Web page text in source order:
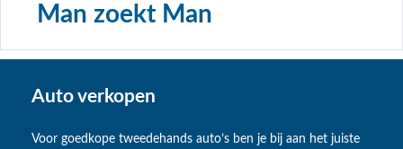
Man zoekt Man
Auto verkopen
Voor goedkope tweedehands auto’s ben je bij aan het juiste